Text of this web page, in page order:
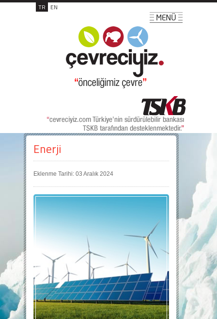
TR EN
Enerji
Eklenme Tarihi: 03 Aralık 2024